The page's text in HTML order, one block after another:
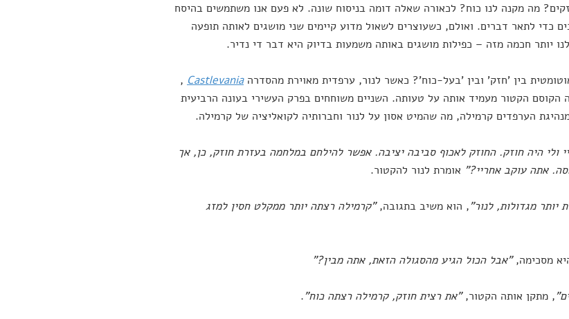
מה מקנה לנו כוח? לכאורה שאלה דומה בניסוח שונה. לא פעם אנו משתמשים בהיסח
כדי לתאר דברים. ואולם, כשעוצרים לשאול מדוע קיימים שני מושגים לאותה תופעה
יותר חכמה מזה – כפילות מושגים באותה משמעות בדיוק היא דבר די נדיר.
בין 'חזק' ובין 'בעל-כוח'? כאשר לנור, ערפדית מאוירת מהסדרהCastlevania
,
הקוסם הקטור מעמיד אותה על טעותה. השניים משוחחים בפרק העשירי בעונה הרביעית
הערפדים קרמילה, מה שהמיט אסון על לנור וחברותיה לקואליציה של קרמילה.
ולי היה חוזק. החוזק לאכוף סביבה יציבה. אפשר להילחם במלחמה בעזרת חוזק, כן, אך
אתה עוקב אחריי?" אומרת לנור להקטור.
יותר מגדולות, לנור", הוא משיב בתגובה,"קרמילה רצתה יותר ממקלט חסין למזג
מסכימה,"אבל הכול הגיע מהסגולה הזאת, אתה מבין?"
, מתקן אותה הקטור,"את רצית חוזק, קרמילה רצתה כוח".